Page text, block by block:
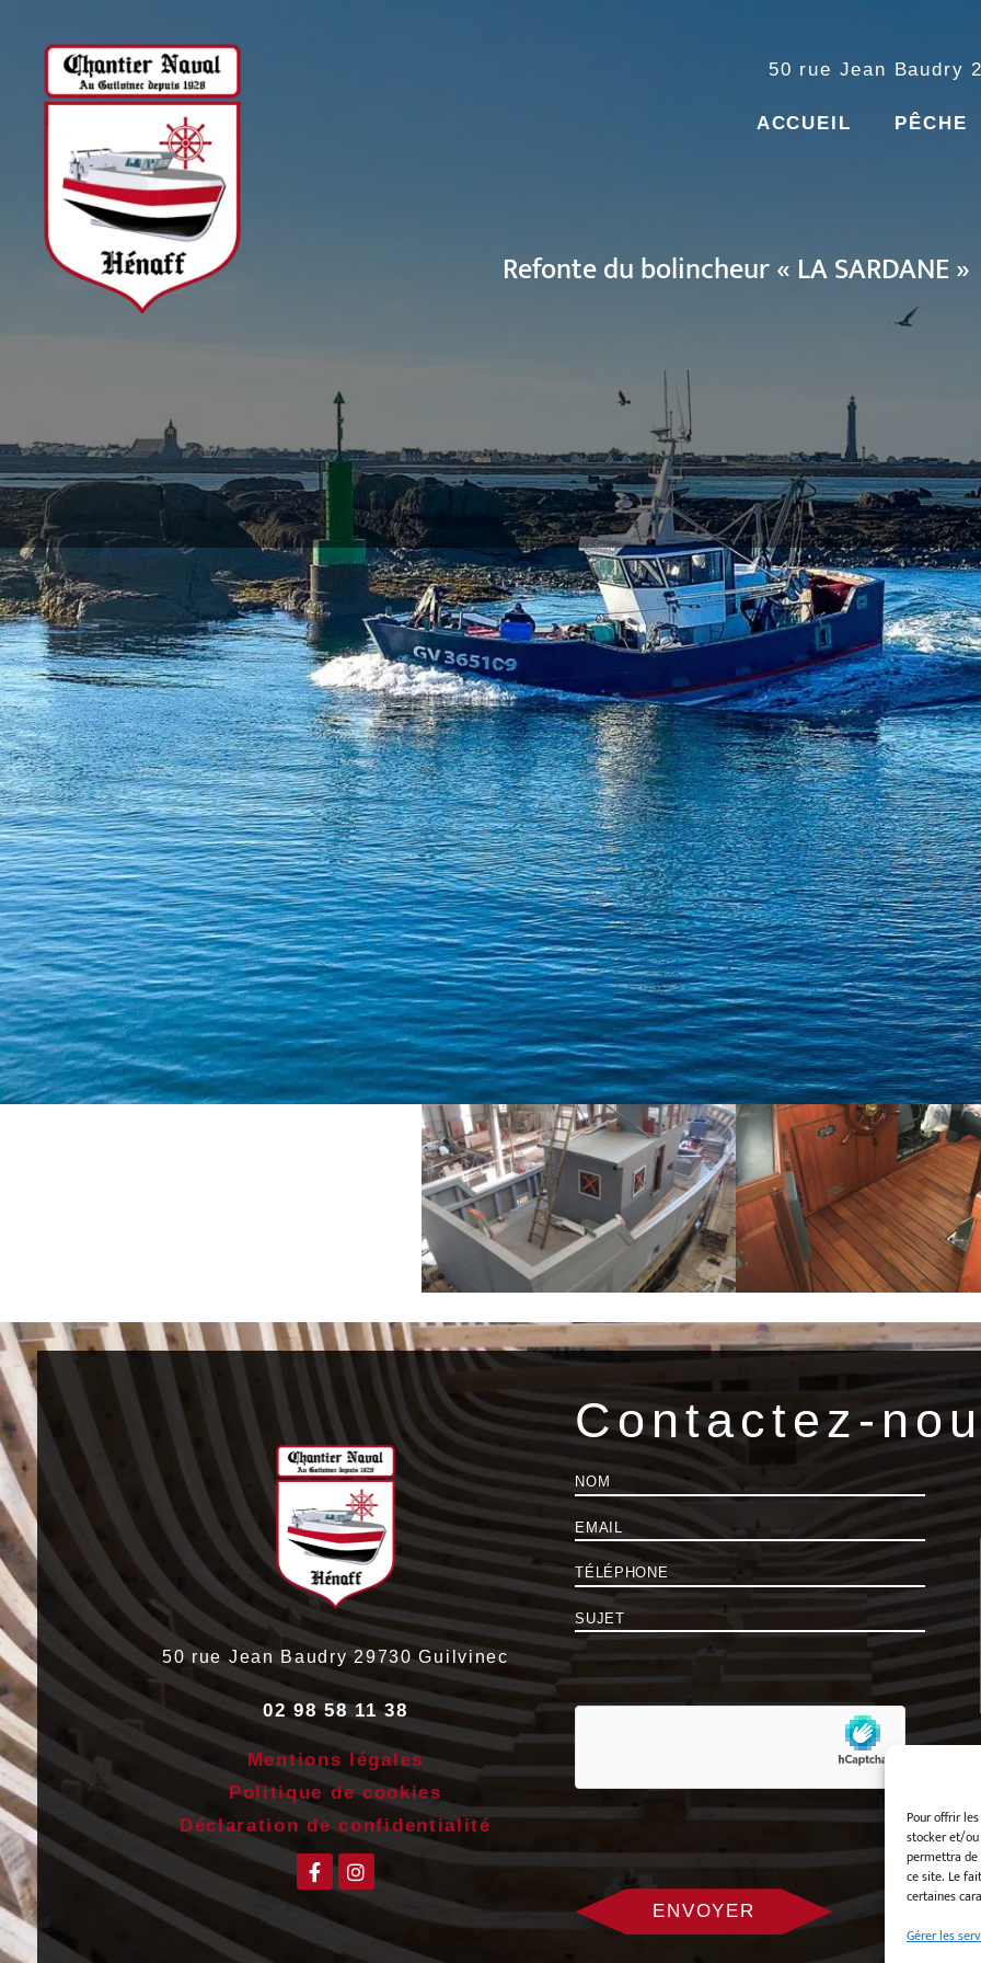
Pour offrir
stocker et/ou
permettra de
ce site. Le
certaines
Gérer les
50 rue Jean Baudry
ACCUEIL PÊCHE
Refonte du bolincheur « LA SARDANE »
50 rue Jean Baudry 29730 Guilvinec
02 98 58 11 38
Mentions légales
Politique de cookies
Déclaration de confidentialité
Contactez-
Nom
E-
mail *
Téléphone
Sujet *